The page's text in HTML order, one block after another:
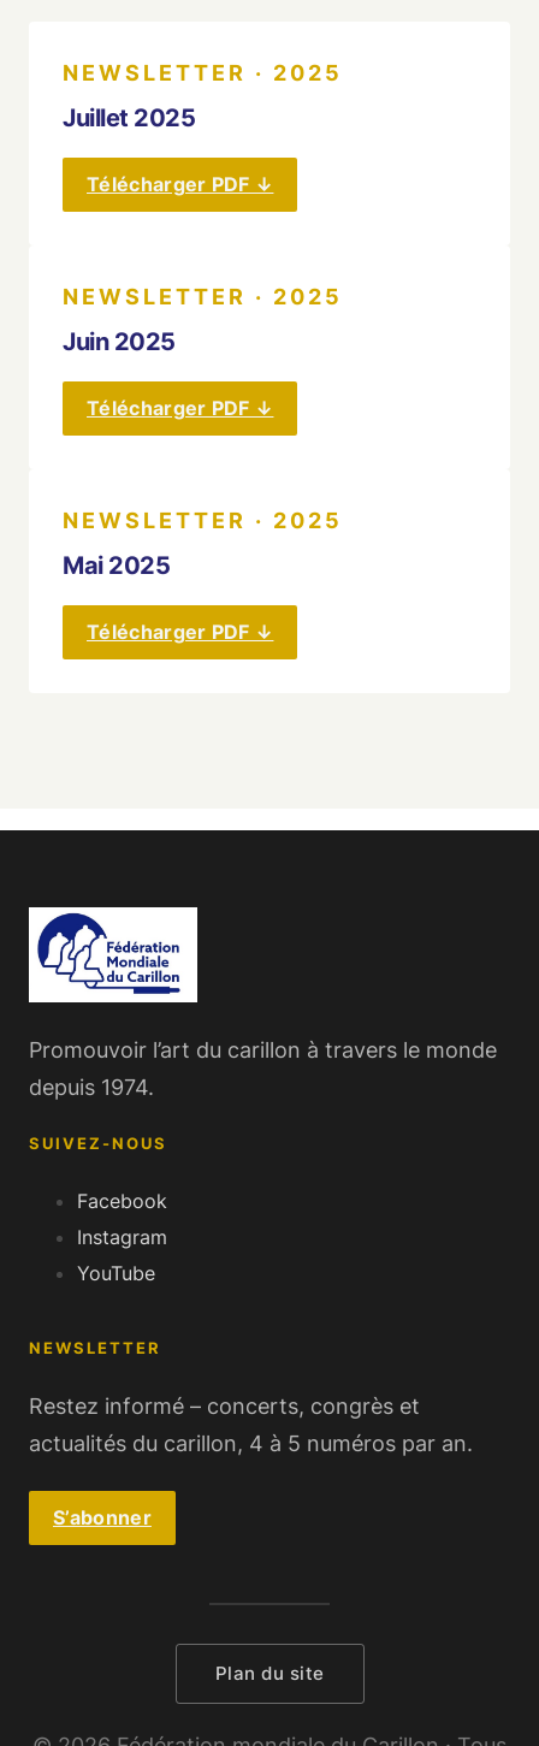
NEWSLETTER · 2025
Juillet 2025
Télécharger PDF ↓
NEWSLETTER · 2025
Juin 2025
Télécharger PDF ↓
NEWSLETTER · 2025
Mai 2025
Télécharger PDF ↓
Promouvoir l’art du carillon à travers le monde
depuis 1974.
SUIVEZ-NOUS
Facebook
Instagram
YouTube
NEWSLETTER
Restez informé – concerts, congrès et
actualités du carillon, 4 à 5 numéros par an.
S’abonner
Plan du site